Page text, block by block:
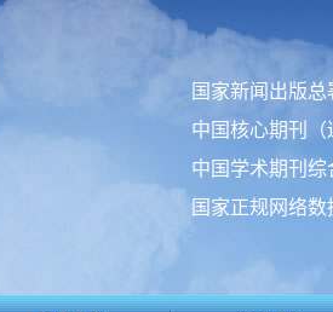
国家新闻出版总
中国核心期刊（
中国学术期刊综
国家正规网络数